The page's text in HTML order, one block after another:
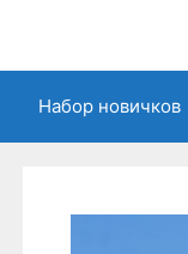
Набор новичков